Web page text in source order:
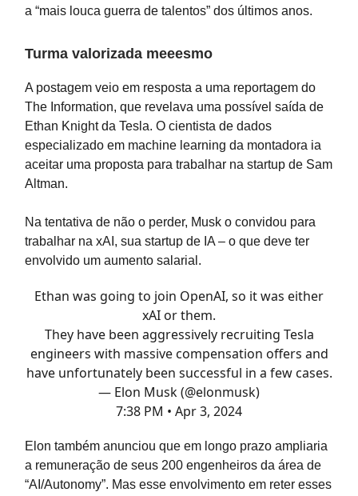
a “mais louca guerra de talentos” dos últimos anos.
Turma valorizada meeesmo
A postagem veio em resposta a uma reportagem do
The Information, que revelava uma possível saída de
Ethan Knight da Tesla. O cientista de dados
especializado em machine learning da montadora ia
aceitar uma proposta para trabalhar na startup de Sam
Altman.
Na tentativa de não o perder, Musk o convidou para
trabalhar na xAI, sua startup de IA – o que deve ter
envolvido um aumento salarial.
Ethan was going to join OpenAI, so it was either
xAI or them.
They have been aggressively recruiting Tesla
engineers with massive compensation offers and
have unfortunately been successful in a few cases.
— Elon Musk (@elonmusk)
7:38 PM • Apr 3, 2024
Elon também anunciou que em longo prazo ampliaria
a remuneração de seus 200 engenheiros da área de
“AI/Autonomy”. Mas esse envolvimento em reter esses